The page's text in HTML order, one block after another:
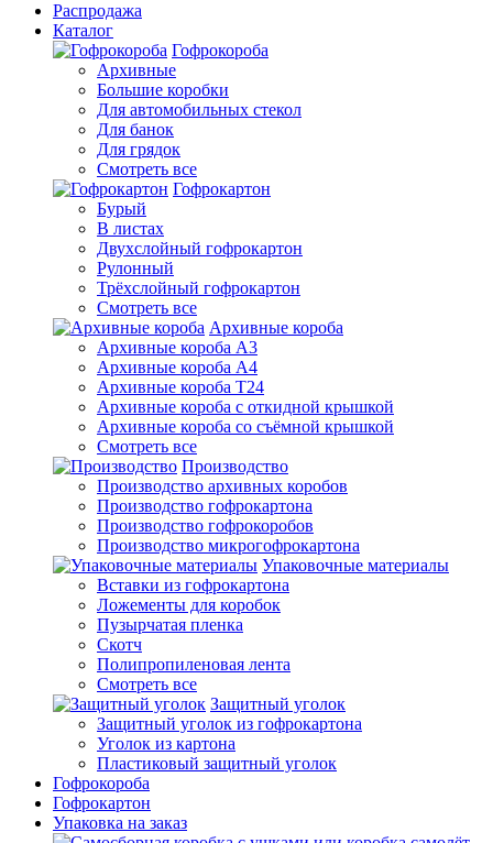
Распродажа
Каталог
Гофрокороба
Архивные
Большие коробки
Для автомобильных стекол
Для банок
Для грядок
Смотреть все
Гофрокартон
Бурый
В листах
Двухслойный гофрокартон
Рулонный
Трёхслойный гофрокартон
Смотреть все
Архивные короба
Архивные короба А3
Архивные короба А4
Архивные короба Т24
Архивные короба с откидной крышкой
Архивные короба со съёмной крышкой
Смотреть все
Производство
Производство архивных коробов
Производство гофрокартона
Производство гофрокоробов
Производство микрогофрокартона
Упаковочные материалы
Вставки из гофрокартона
Ложементы для коробок
Пузырчатая пленка
Скотч
Полипропиленовая лента
Смотреть все
Защитный уголок
Защитный уголок из гофрокартона
Уголок из картона
Пластиковый защитный уголок
Гофрокороба
Гофрокартон
Упаковка на заказ